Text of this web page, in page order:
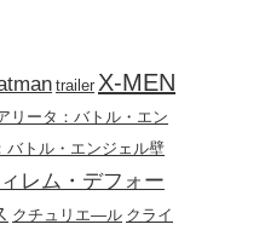
trailer X-MEN
リータ：バトル・エン
バトル・エンジェル壁
レム・デフォー
クチュリエ―ル クライ